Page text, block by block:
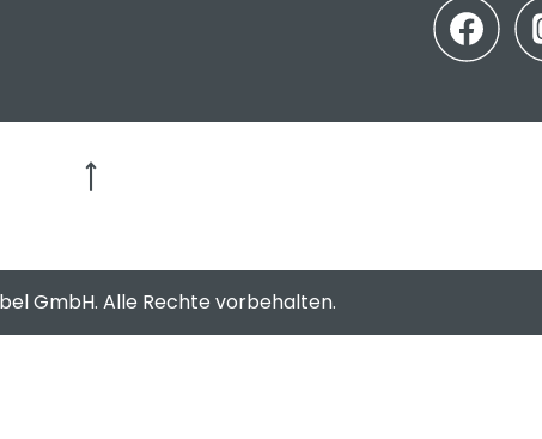
GmbH. Alle Rechte vorbehalten.